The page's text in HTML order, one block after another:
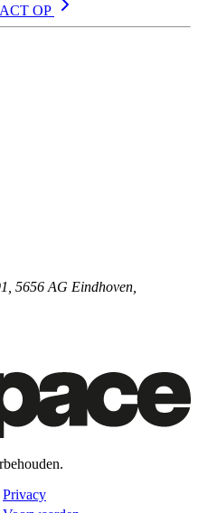
OP
5656 AG Eindhoven,
Privacy